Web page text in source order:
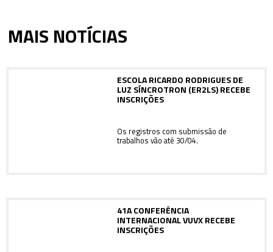
MAIS NOTÍCIAS
ESCOLA RICARDO RODRIGUES DE
LUZ SÍNCROTRON (ER2LS) RECEBE
INSCRIÇÕES
Os registros com submissão de
trabalhos vão até 30/04.
41A CONFERÊNCIA
INTERNACIONAL VUVX RECEBE
INSCRIÇÕES